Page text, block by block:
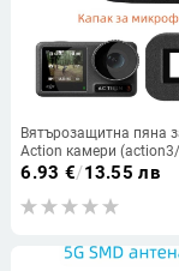
Вятърозащитна пяна
Action камери
съвместима с рамка;
памук; включва
капак
6.93 €/13.55 лв